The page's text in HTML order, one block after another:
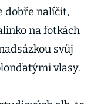
dobře nalíčit,
na fotkách
svůj
vlasy.